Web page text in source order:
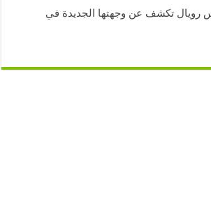
رويال تكشف عن وجهتها الجديدة في